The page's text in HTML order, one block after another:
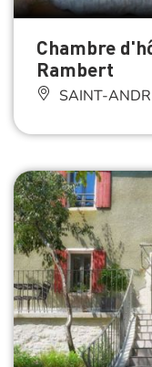
Chambre
Rambert
SAINT-